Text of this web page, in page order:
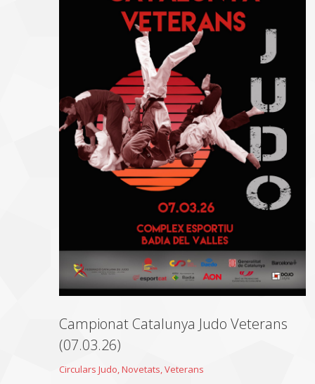
Campionat Catalunya Judo Veterans
(07.03.26)
Circulars Judo,Novetats,Veterans